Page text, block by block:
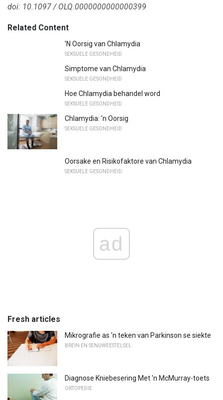
doi: 10.1097 / OLQ.0000000000000399
Related Content
'N Oorsig van Chlamydia
SEKSUELE GESONDHEID
Simptome van Chlamydia
SEKSUELE GESONDHEID
Hoe Chlamydia behandel word
SEKSUELE GESONDHEID
Chlamydia: 'n Oorsig
SEKSUELE GESONDHEID
Oorsake en Risikofaktore van Chlamydia
SEKSUELE GESONDHEID
ad
Fresh articles
Mikrografie as 'n teken van Parkinson se siekte
BREIN EN SENUWEESTELSEL
Diagnose Kniebesering Met 'n McMurray-toets
ORTOPEDIE